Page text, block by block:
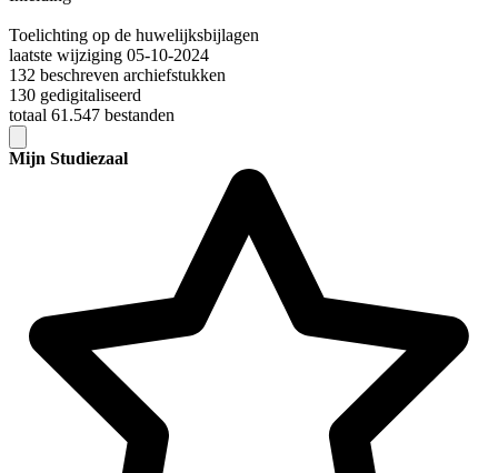
Toelichting op de huwelijksbijlagen
laatste wijziging 05-10-2024
132 beschreven archiefstukken
130 gedigitaliseerd
totaal 61.547 bestanden
Mijn Studiezaal